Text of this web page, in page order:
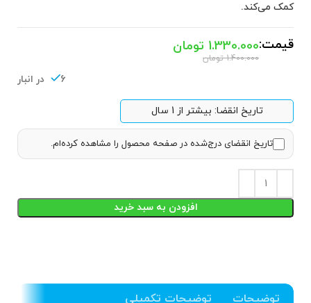
کمک می‌کند.
قیمت:
1.400.000 تومان
1.330.000 تومان
6 در انبار
تاریخ انقضا: بیشتر از 1 سال
تاریخ انقضای درج‌شده در صفحه محصول را مشاهده کرده‌ام.
افزودن به سبد خرید
توضیحات توضیحات تکمیلی